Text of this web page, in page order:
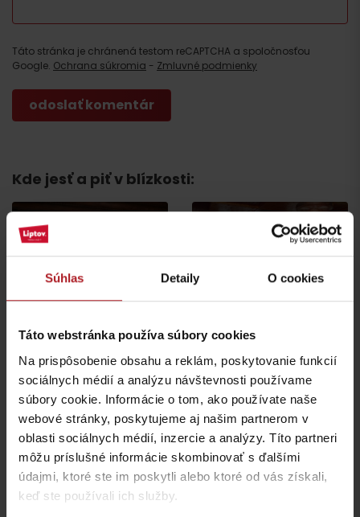
Súhlas Detaily O cookies
Táto webstránka používa súbory cookies
Na prispôsobenie obsahu a reklám, poskytovanie funkcií
sociálnych médií a analýzu návštevnosti používame
súbory cookie. Informácie o tom, ako používate naše
webové stránky, poskytujeme aj našim partnerom v
oblasti sociálnych médií, inzercie a analýzy. Títo partneri
môžu príslušné informácie skombinovať s ďalšími
údajmi, ktoré ste im poskytli alebo ktoré od vás získali,
keď ste používali ich služby.
Táto stránka je chránená testom reCAPTCHA a spoločnosťou
Google. Ochrana súkromia - Zmluvné podmienky
Kde jesť a piť v blízkosti:
Liptovská Osada
Liptovská Osada
Koliba Bodega
Ružomberok -
Podsuchá
Koliba pod Vlkolíncom
Ružomberok - Biely